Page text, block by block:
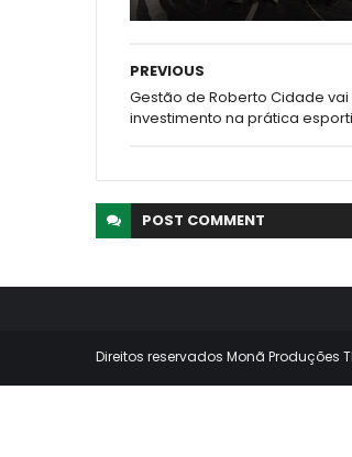
PREVIOUS
Gestão de Roberto Cidade
investimento na prática
POST COMMENT
Direitos reservados Monã Produções